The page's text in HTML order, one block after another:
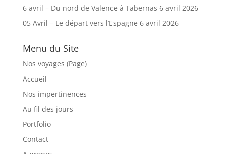
6 avril – Du nord de Valence à Tabernas 6 avril 2026
05 Avril – Le départ vers l’Espagne 6 avril 2026
Menu du Site
Nos voyages (Page)
Accueil
Nos impertinences
Au fil des jours
Portfolio
Contact